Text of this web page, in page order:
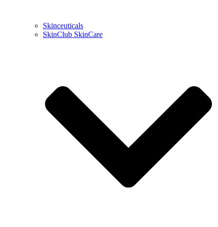
Skinceuticals
SkinClub SkinCare